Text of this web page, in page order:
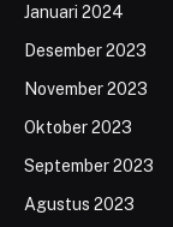
Januari 2024
Desember 2023
November 2023
Oktober 2023
September 2023
Agustus 2023